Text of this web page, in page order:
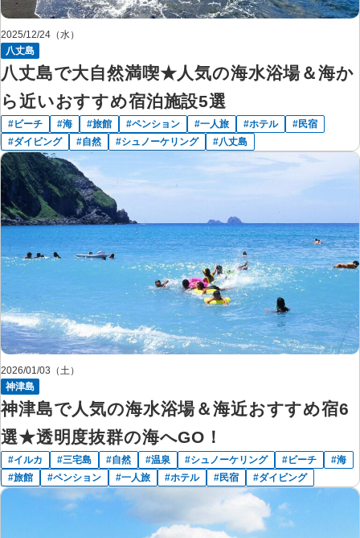
2025/12/24（水）
八丈島
八丈島で大自然満喫★人気の海水浴場＆海か
ら近いおすすめ宿泊施設5選
ビーチ 海 旅館 ペンション 一人旅 ホテル
民宿
ダイビング
自然 シュノーケリング 八丈島
2026/01/03（土）
神津島
神津島で人気の海水浴場＆海近おすすめ宿6
選★透明度抜群の海へGO！
イルカ 三宅島 自然 温泉 シュノーケリング ビーチ
海
旅館
ペンション 一人旅 ホテル 民宿 ダイビング